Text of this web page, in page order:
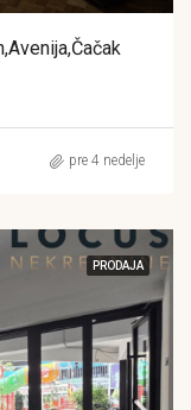
pre 4 nedelje
PRODAJA